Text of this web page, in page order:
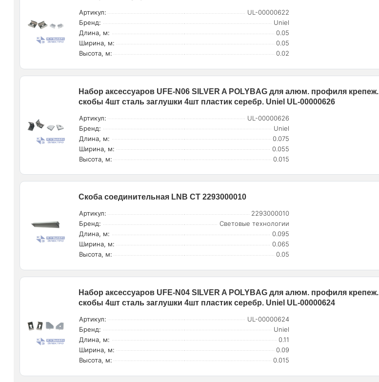
Артикул:
UL-00000622
Бренд:
Uniel
Длина, м:
0.05
Ширина, м:
0.05
Высота, м:
0.02
Набор аксессуаров UFE-N06 SILVER A POLYBAG для алюм. профиля крепеж.
скобы 4шт сталь заглушки 4шт пластик серебр. Uniel UL-00000626
Артикул:
UL-00000626
Бренд:
Uniel
Длина, м:
0.075
Ширина, м:
0.055
Высота, м:
0.015
Скоба соединительная LNB СТ 2293000010
Артикул:
2293000010
Бренд:
Световые технологии
Длина, м:
0.095
Ширина, м:
0.065
Высота, м:
0.05
Набор аксессуаров UFE-N04 SILVER A POLYBAG для алюм. профиля крепеж.
скобы 4шт сталь заглушки 4шт пластик серебр. Uniel UL-00000624
Артикул:
UL-00000624
Бренд:
Uniel
Длина, м:
0.11
Ширина, м:
0.09
Высота, м:
0.015